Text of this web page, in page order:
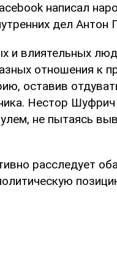
написал
дел Антон
и влиятельных
отношения к
оставив
Нестор
не пытаясь
расследует